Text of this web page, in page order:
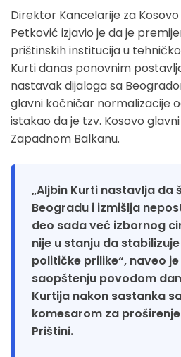
Direktor Kancelarije za
Petković izjavio je da je
prištinskih institucija u
Kurti danas ponovnim
nastavak dijaloga sa
glavni kočničar normalizacije
istakao da je tzv. Kosovo
Zapadnom Balkanu.
„Aljbin Kurti nastavlja da
Beogradu i izmišlja
deo sada već izbornog
nije u stanju da
političke prilike“, naveo
saopštenju povodom
Kurtija nakon sastanka
komesarom za
Prištini.